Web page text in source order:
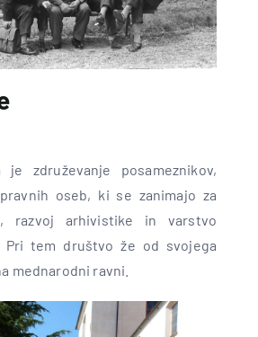
je združevanje posameznikov,
oseb, ki se zanimajo za
razvoj arhivistike in varstvo
Pri tem društvo že od svojega
mednarodni ravni.